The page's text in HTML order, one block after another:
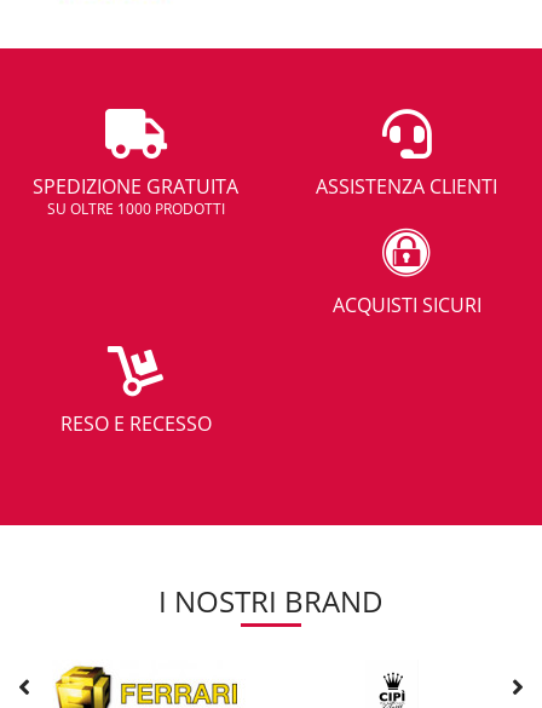
SPEDIZIONE GRATUITA
SU OLTRE 1000 PRODOTTI
ASSISTENZA CLIENTI
ACQUISTI SICURI
RESO E RECESSO
I NOSTRI BRAND